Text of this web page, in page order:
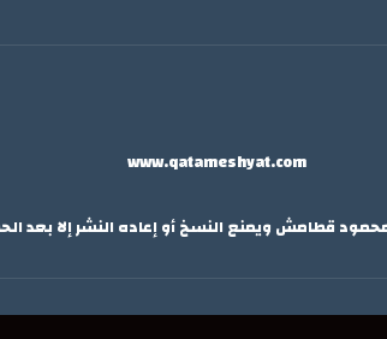
www.qatameshyat.com
قطامش ويمنع النسخ أو إعاده النشر إلا بعد